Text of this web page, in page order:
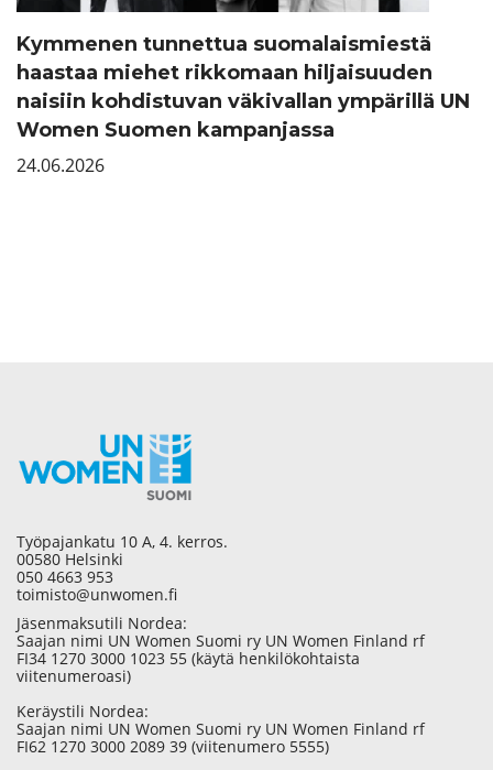
Kymmenen tunnettua suomalaismiestä
haastaa miehet rikkomaan hiljaisuuden
naisiin kohdistuvan väkivallan ympärillä UN
Women Suomen kampanjassa
24.06.2026
Työpajankatu 10 A, 4. kerros.
00580 Helsinki
050 4663 953
toimisto@unwomen.fi
Jäsenmaksutili Nordea:
Saajan nimi UN Women Suomi ry UN Women Finland rf
FI34 1270 3000 1023 55 (käytä henkilökohtaista
viitenumeroasi)
Keräystili Nordea:
Saajan nimi UN Women Suomi ry UN Women Finland rf
FI62 1270 3000 2089 39 (viitenumero 5555)